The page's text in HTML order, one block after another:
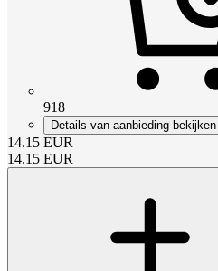
918
Details van aanbieding bekijken
14.15 EUR
14.15 EUR